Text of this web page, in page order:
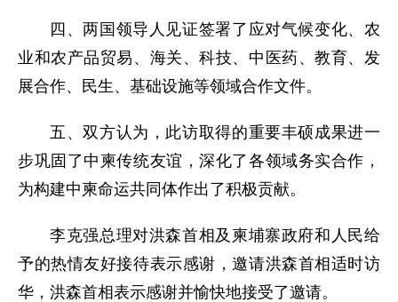
四、两国领导人见证签署了应对气候变化、农
业和农产品贸易、海关、科技、中医药、教育、发
展合作、民生、基础设施等领域合作文件。
五、双方认为，此访取得的重要丰硕成果进一
步巩固了中柬传统友谊，深化了各领域务实合作，
为构建中柬命运共同体作出了积极贡献。
李克强总理对洪森首相及柬埔寨政府和人民给
予的热情友好接待表示感谢，邀请洪森首相适时访
华，洪森首相表示感谢并愉快地接受了邀请。